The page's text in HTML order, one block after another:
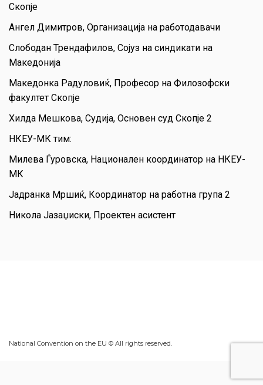
Скопје
Ангел Димитров, Организација на работодавачи
Слободан Трендафилов, Сојуз на синдикати на
Македонија
Македонка Радуловиќ, Професор на Филозофски
факултет Скопје
Хилда Мешкова, Судија, Основен суд Скопје 2
НКЕУ-МК тим:
Милева Ѓуровска, Национален координатор на НКЕУ-
МК
Јадранка Мршиќ, Координатор на работна група 2
Никола Јазаџиски, Проектен асистент
National Convention on the EU © All rights reserved.